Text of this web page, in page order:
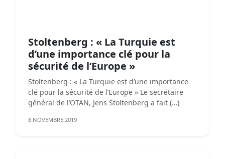
Stoltenberg : « La Turquie est
d’une importance clé pour la
sécurité de l’Europe »
Stoltenberg : « La Turquie est d’une importance
clé pour la sécurité de l’Europe » Le secrétaire
général de l’OTAN, Jens Stoltenberg a fait (…)
8 NOVEMBRE 2019